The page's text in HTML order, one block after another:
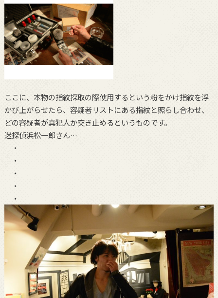
ここに、本物の指紋採取の際使用するという粉をかけ指紋を浮
かび上がらせたら、容疑者リストにある指紋と照らし合わせ、
どの容疑者が真犯人か突き止めるというものです。
迷探偵浜松一郎さん…
・
・
・
・
・